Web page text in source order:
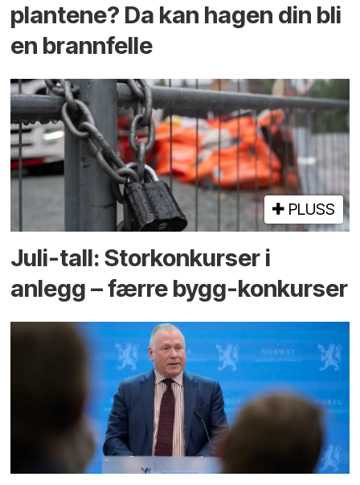
plantene? Da kan hagen din bli
en brannfelle
PLUSS
Juli-tall: Storkonkurser i
anlegg – færre bygg-konkurser